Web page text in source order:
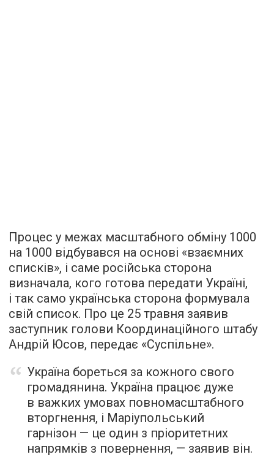
Процес у межах масштабного обміну 1000
на 1000 відбувався на основі «взаємних
списків», і саме російська сторона
визначала, кого готова передати Україні,
і так само українська сторона формувала
свій список. Про це 25 травня заявив
заступник голови Координаційного штабу
Андрій Юсов, передає «Суспільне».
Україна бореться за кожного свого
громадянина. Україна працює дуже
в важких умовах повномасштабного
вторгнення, і Маріупольський
гарнізон — це один з пріоритетних
напрямків з повернення, — заявив він.